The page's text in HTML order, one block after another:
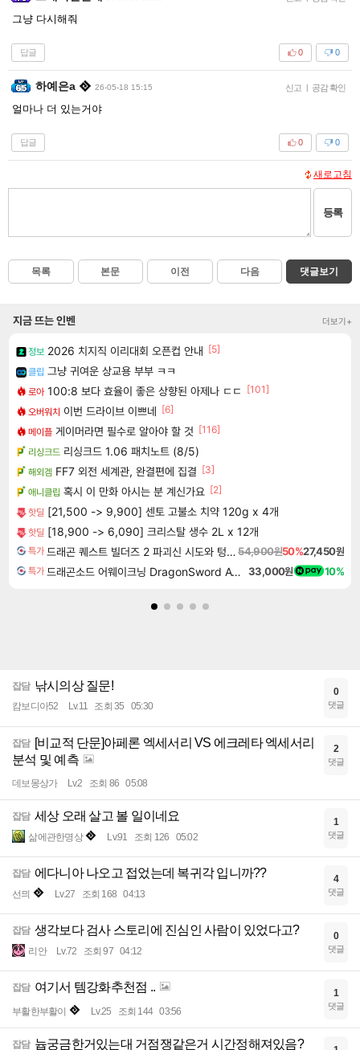
그냥 다시해줘
답글 0
0
하예은a 26-05-18 15:15 신고 | 공감 확인
얼마나 더 있는거야
답글 0
0
새로고침
등록
목록 본문 이전 다음 댓글보기
지금 뜨는 인벤 더보기+
정보 2026 치지직 이리대회 오픈컵 안내 [5]
클립 그냥 귀여운 상교용 부부 ㅋㅋ
로아 100:8 보다 효율이 좋은 상향된 아제나 ㄷㄷ
[101]
오버워치 이번 드라이브 이쁘네 [6]
메이플 게이머라면 필수로 알아야 할 것 [116]
리싱크드 리싱크드 1.06 패치노트 (8/5)
해외겜 FF7 외전 세계관, 완결편에 집결 [3]
애니클립 혹시 이 만화 아시는 분 계신가요 [2]
핫딜 [21,500 -> 9,900] 센토 고불소 치약 120g x 4개
핫딜 [18,900 -> 6,090] 크리스탈 생수 2L x 12개
특가 드래곤 퀘스트 빌더즈 2 파괴신 시도와 텅 빈 섬 Dragon Quest Builders 254,900원50%27,450원
특가 드래곤소드 어웨이크닝 DragonSword Awakening 33,000원 10%
잡담 낚시의상 질문!
캄보디아52 Lv.11 조회 35 05:30
0
댓글
잡담 [비교적 단문]아페론 엑세서리 VS 에크레타 엑세서리
분석 및 예측
데보몽상가 Lv.2 조회 86 05:08
2
댓글
잡담 세상 오래 살고 볼 일이네요
삶에관한명상 Lv.91 조회 126 05:02
1
댓글
잡담 에다니아 나오고 접었는데 복귀각 입니까??
선믜 Lv.27 조회 168 04:13
4
댓글
잡담 생각보다 검사 스토리에 진심인 사람이 있었다고?
리안 Lv.72 조회 97 04:12
0
댓글
잡담 여기서 템강화추천점 ..
부활한부활이 Lv.25 조회 144 03:56
1
댓글
잡담 늅궁금한거있는대 거점쟁같은거 시간정해져있음?